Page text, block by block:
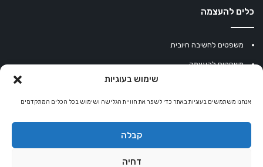
שימוש בעוגיות
אנחנו משתמשים בעוגיות באתר כדי לשפר את חוויית הגלישה ושימוש בכל הכלים המתקדמים
קבלה
דחיה
כלים להעצמה
משפטים לחשיבה חיובית
משפטים להעצמה
מחשבון נומרולוגיה
קריסטלים למזלות